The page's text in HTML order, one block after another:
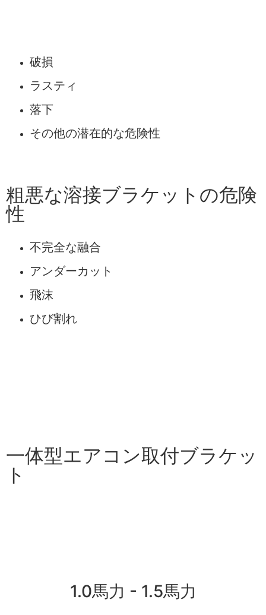
破損
ラスティ
落下
その他の潜在的な危険性
粗悪な溶接ブラケットの危険
性
不完全な融合
アンダーカット
飛沫
ひび割れ
一体型エアコン取付ブラケッ
ト
1.0馬力 - 1.5馬力